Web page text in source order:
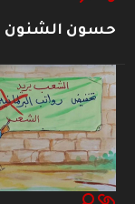
حسون الشنون